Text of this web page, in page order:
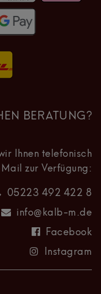
BERATUNG?
Ihnen telefonisch
zur Verfügung:
05223 492 422 8
info@kalb-m.de
Facebook
Instagram